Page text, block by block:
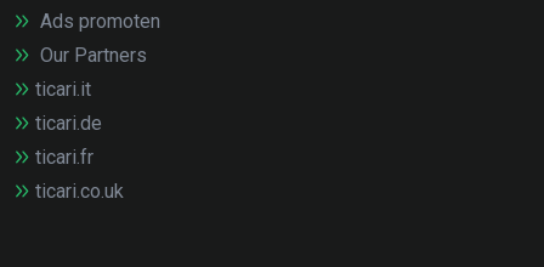
Ads promoten
Our Partners
ticari.it
ticari.de
ticari.fr
ticari.co.uk